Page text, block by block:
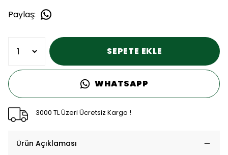
Paylaş:
SEPETE EKLE
WHATSAPP
3000 TL Üzeri Ücretsiz Kargo !
Ürün Açıklaması